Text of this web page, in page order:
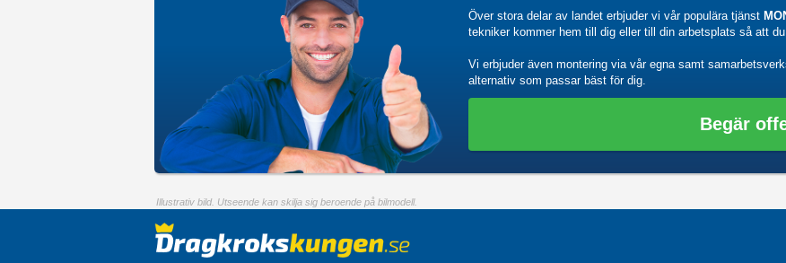
Illustrativ bild. Utseende kan skilja sig beroende på bilmodell.
Över stora delar av landet erbjuder vi vår populära tjänst
tekniker kommer hem till dig eller till din arbetsplats så att
Vi erbjuder även montering via vår egna samt
alternativ som passar bäst för dig.
Begär